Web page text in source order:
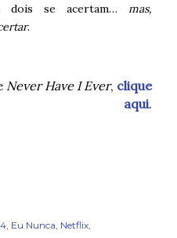
dois se acertam… mas,
.
Never Have I Ever, clique
aqui.
Eu Nunca Netflix